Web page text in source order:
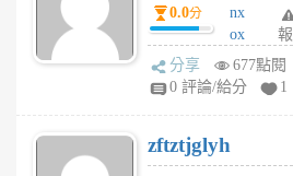
月
前
0.0分
nx
ox
rh
pe
月
報
分享
677點閱
0 評論/給分
1
zftztjglyh